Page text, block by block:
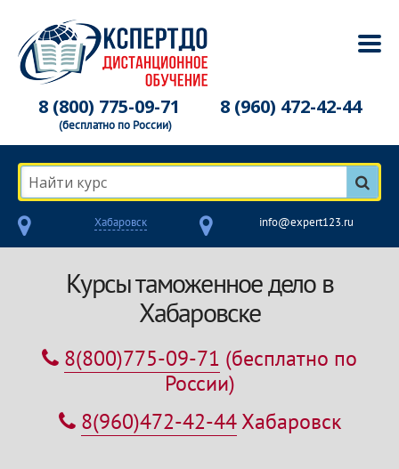
8 (800) 775-09-71
(бесплатно по России)
8 (960) 472-42-44
Найти курс
Хабаровск info@expert123.ru
Курсы таможенное дело в
Хабаровске
8(800)775-09-71 (бесплатно по
России)
8(960)472-42-44Хабаровск